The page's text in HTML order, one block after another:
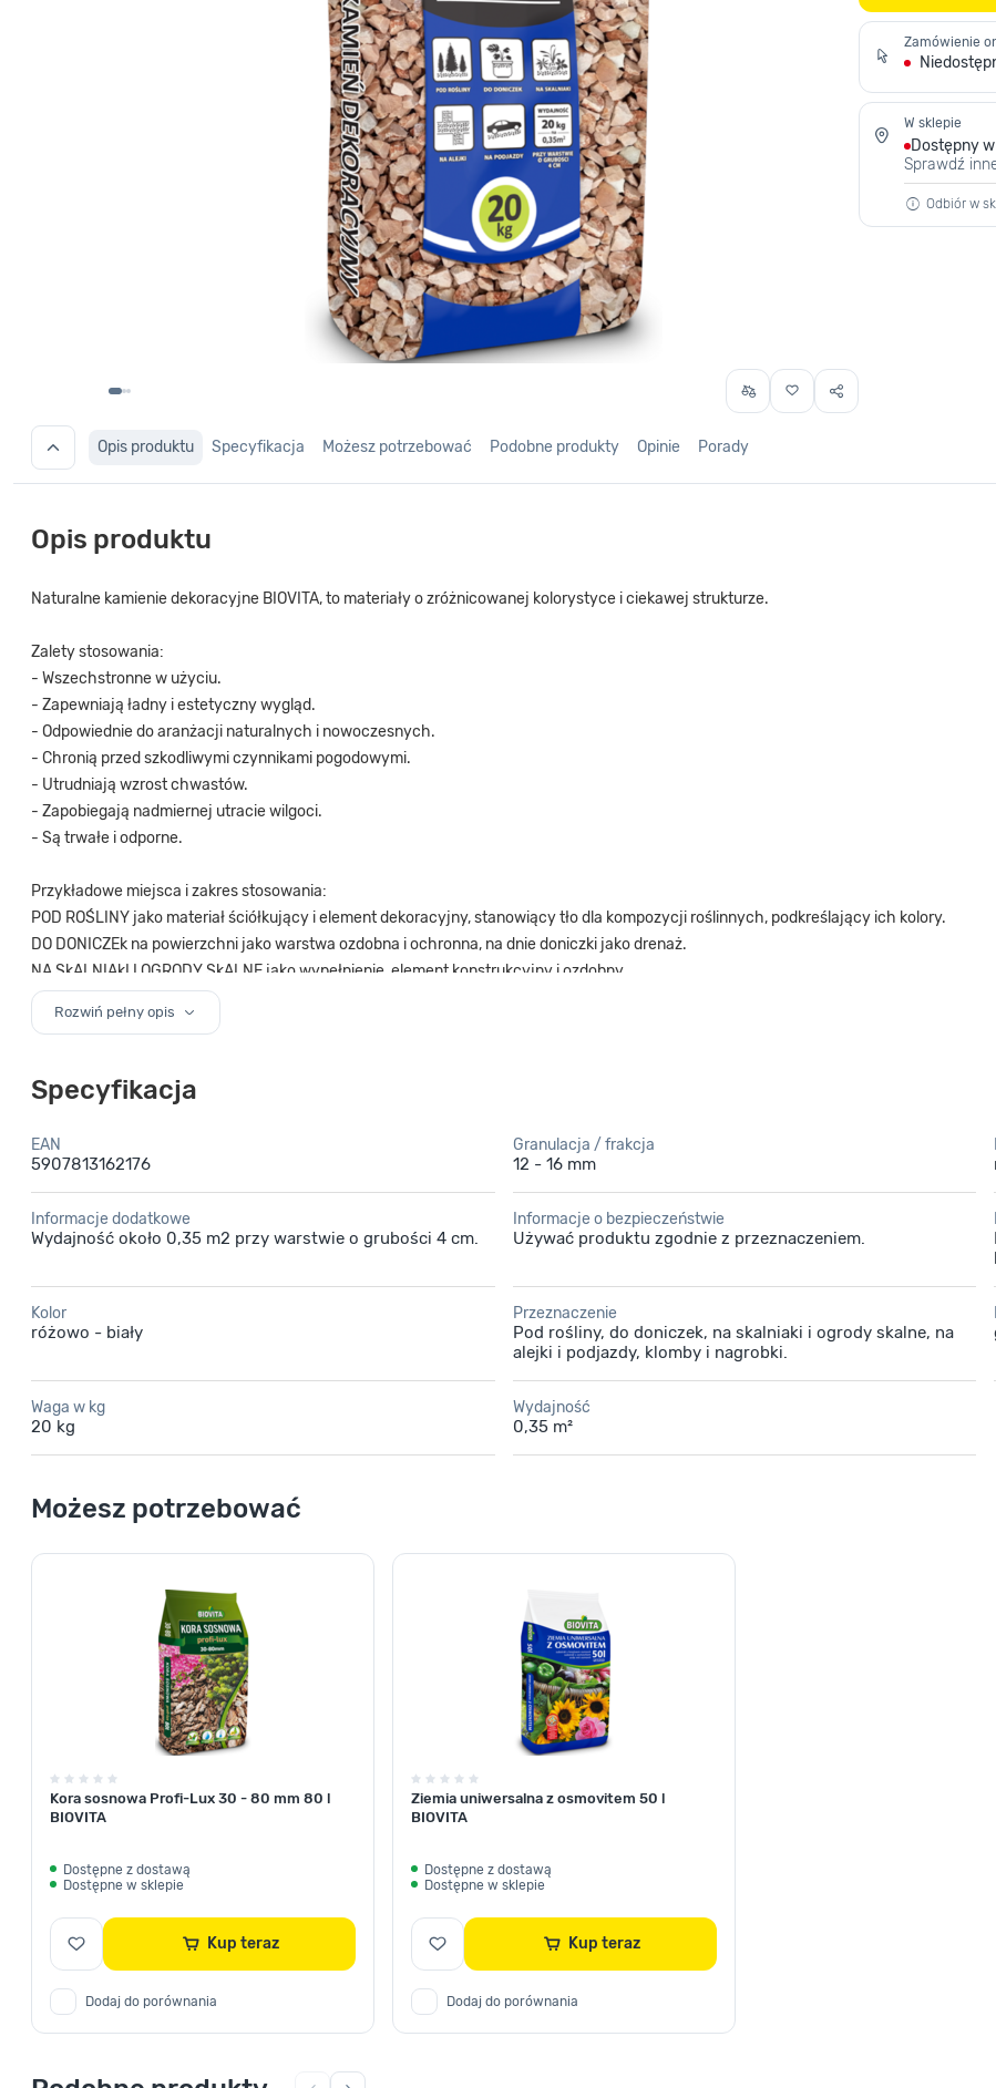
Zamówienie
W sklepie
Dostępny
Sprawdź
Odbiór w
Opis produktu Specyfikacja Możesz potrzebować Podobne produkty Opinie Porady
Opis produktu
Naturalne kamienie dekoracyjne BIOVITA, to materiały o zróżnicowanej kolorystyce i ciekawej strukturze.
Zalety stosowania:
- Wszechstronne w użyciu.
- Zapewniają ładny i estetyczny wygląd.
- Odpowiednie do aranżacji naturalnych i nowoczesnych.
- Chronią przed szkodliwymi czynnikami pogodowymi.
- Utrudniają wzrost chwastów.
- Zapobiegają nadmiernej utracie wilgoci.
- Są trwałe i odporne.
Przykładowe miejsca i zakres stosowania:
POD ROŚLINY jako materiał ściółkujący i element dekoracyjny, stanowiący tło dla kompozycji roślinnych, podkreślający ich kolory.
DO DONICZEk na powierzchni jako warstwa ozdobna i ochronna, na dnie doniczki jako drenaż.
NA SkALNIAkI I OGRODY SkALNE jako wypełnienie, element konstrukcyjny i ozdobny.
NA ALEJkI I PODJAZDY jako warstwa ozdobna, tworząca stabilne podłoże i dobrze odprowadzająca wodę.
STOSOWANE TAkŻE na grobach, w oczkach wodnych, na klombach i kwietnikach.
Rozwiń pełny opis
Specyfikacja
EAN
5907813162176
Granulacja / frakcja
12 - 16 mm
Informacje dodatkowe
Wydajność około 0,35 m2 przy warstwie o grubości 4 cm.
Informacje o bezpieczeństwie
Używać produktu zgodnie z przeznaczeniem.
Kolor
różowo - biały
Przeznaczenie
Pod rośliny, do doniczek, na skalniaki i ogrody skalne, na
alejki i podjazdy, klomby i nagrobki.
Waga w kg
20 kg
Wydajność
0,35 m²
Możesz potrzebować
Kora sosnowa Profi-Lux 30 - 80 mm 80 l
BIOVITA
Dostępne z dostawą
Dostępne w sklepie
Kup teraz
Dodaj do porównania
Ziemia uniwersalna z osmovitem 50 l
BIOVITA
Dostępne z dostawą
Dostępne w sklepie
Kup teraz
Dodaj do porównania